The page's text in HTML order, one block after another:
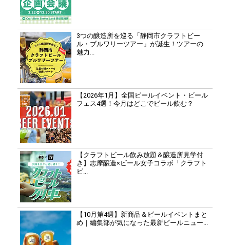
3つの醸造所を巡る「静岡市クラフトビー
ル・ブルワリーツアー」が誕生！ツアーの
魅力...
【2026年1月】全国ビールイベント・ビール
フェス4選！今月はどこでビール飲む？
【クラフトビール飲み放題＆醸造所見学付
き】志摩醸造×ビール女子コラボ「クラフト
ビ...
【10月第4週】新商品＆ビールイベントまと
め｜編集部が気になった最新ビールニュー...